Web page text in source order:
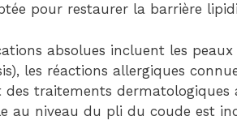
pour restaurer la barrière
absolues incluent les
les réactions allergiques
des traitements dermatologiques
au niveau du pli du coude est